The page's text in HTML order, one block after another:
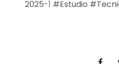
2025-1 #Estudio